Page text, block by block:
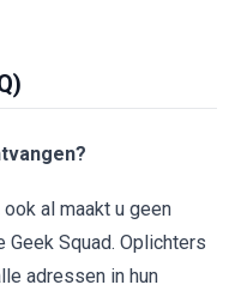
al maakt u geen
Geek Squad. Oplichters
adressen in hun